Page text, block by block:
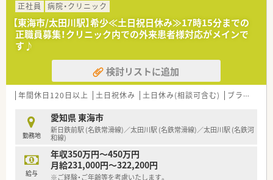
正社員
病院・クリニック
【東海市/太田川駅】希少≪土日祝日休み≫17時15分までの
正職員募集！クリニック内での外来患者様対応がメインで
す♪
検討リストに追加
年間休日120日以上 土日祝休み 土日休み(相談可含む) ブランク可
勤務地
愛知県 東海市
新日鉄前駅 (名鉄常滑線)／太田川駅 (名鉄常滑線)／太田川駅 (名鉄河
和線)
給与
年収350万円～450万円
月給231,000円～322,200円
※ご経験・ご年齢等を考慮いたします。